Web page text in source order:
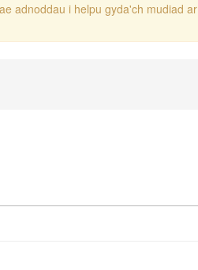
adnoddau i helpu gyda'ch mudiad ar